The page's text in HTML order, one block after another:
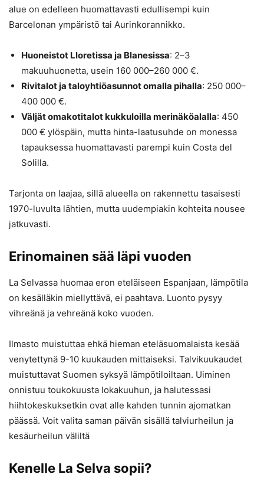
alue on edelleen huomattavasti edullisempi kuin
Barcelonan ympäristö tai Aurinkorannikko.
Huoneistot Lloretissa ja Blanesissa: 2–3
makuuhuonetta, usein 160 000–260 000 €.
Rivitalot ja taloyhtiöasunnot omalla pihalla: 250 000–
400 000 €.
Väljät omakotitalot kukkuloilla merinäköalalla: 450
000 € ylöspäin, mutta hinta-laatusuhde on monessa
tapauksessa huomattavasti parempi kuin Costa del
Solilla.
Tarjonta on laajaa, sillä alueella on rakennettu tasaisesti
1970-luvulta lähtien, mutta uudempiakin kohteita nousee
jatkuvasti.
Erinomainen sää läpi vuoden
La Selvassa huomaa eron eteläiseen Espanjaan, lämpötila
on kesälläkin miellyttävä, ei paahtava. Luonto pysyy
vihreänä ja vehreänä koko vuoden.
Ilmasto muistuttaa ehkä hieman eteläsuomalaista kesää
venytettynä 9-10 kuukauden mittaiseksi. Talvikuukaudet
muistuttavat Suomen syksyä lämpötiloiltaan. Uiminen
onnistuu toukokuusta lokakuuhun, ja halutessasi
hiihtokeskuksetkin ovat alle kahden tunnin ajomatkan
päässä. Voit valita saman päivän sisällä talviurheilun ja
kesäurheilun väliltä
Kenelle La Selva sopii?